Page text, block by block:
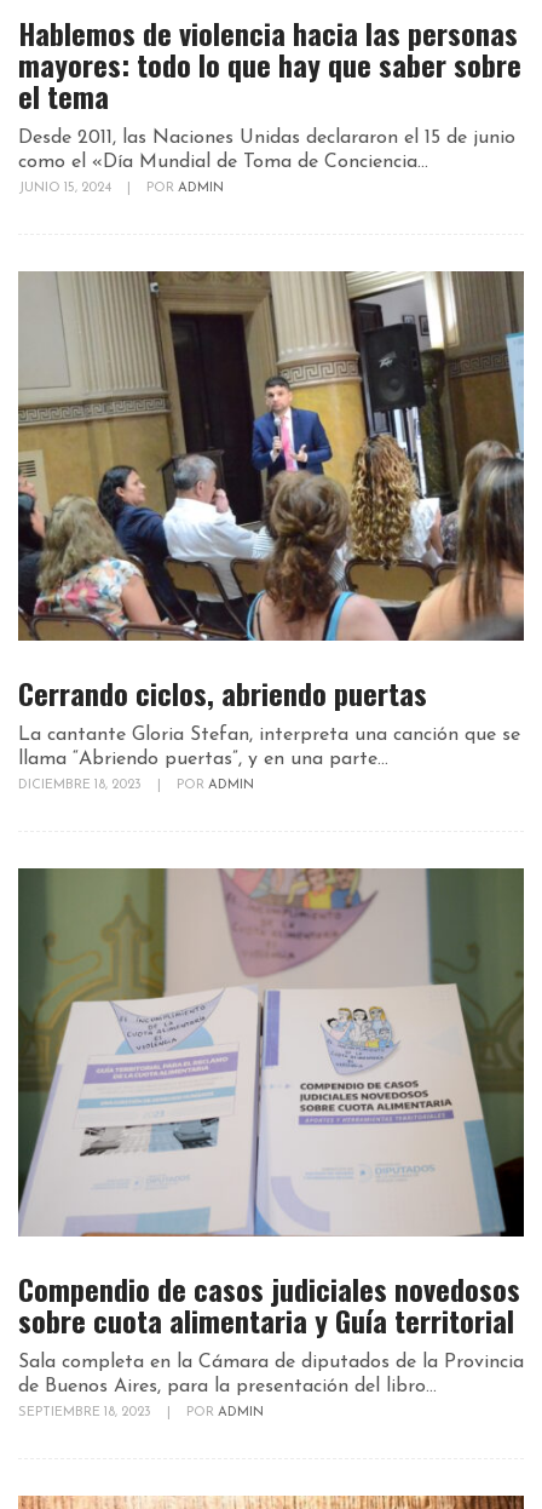
Hablemos de violencia hacia las personas
mayores: todo lo que hay que saber sobre
el tema
Desde 2011, las Naciones Unidas declararon el 15 de junio
como el «Día Mundial de Toma de Conciencia...
JUNIO 15, 2024 POR ADMIN
Cerrando ciclos, abriendo puertas
La cantante Gloria Stefan, interpreta una canción que se
llama “Abriendo puertas”, y en una parte...
DICIEMBRE 18, 2023 POR ADMIN
Compendio de casos judiciales novedosos
sobre cuota alimentaria y Guía territorial
Sala completa en la Cámara de diputados de la Provincia
de Buenos Aires, para la presentación del libro...
SEPTIEMBRE 18, 2023 POR ADMIN